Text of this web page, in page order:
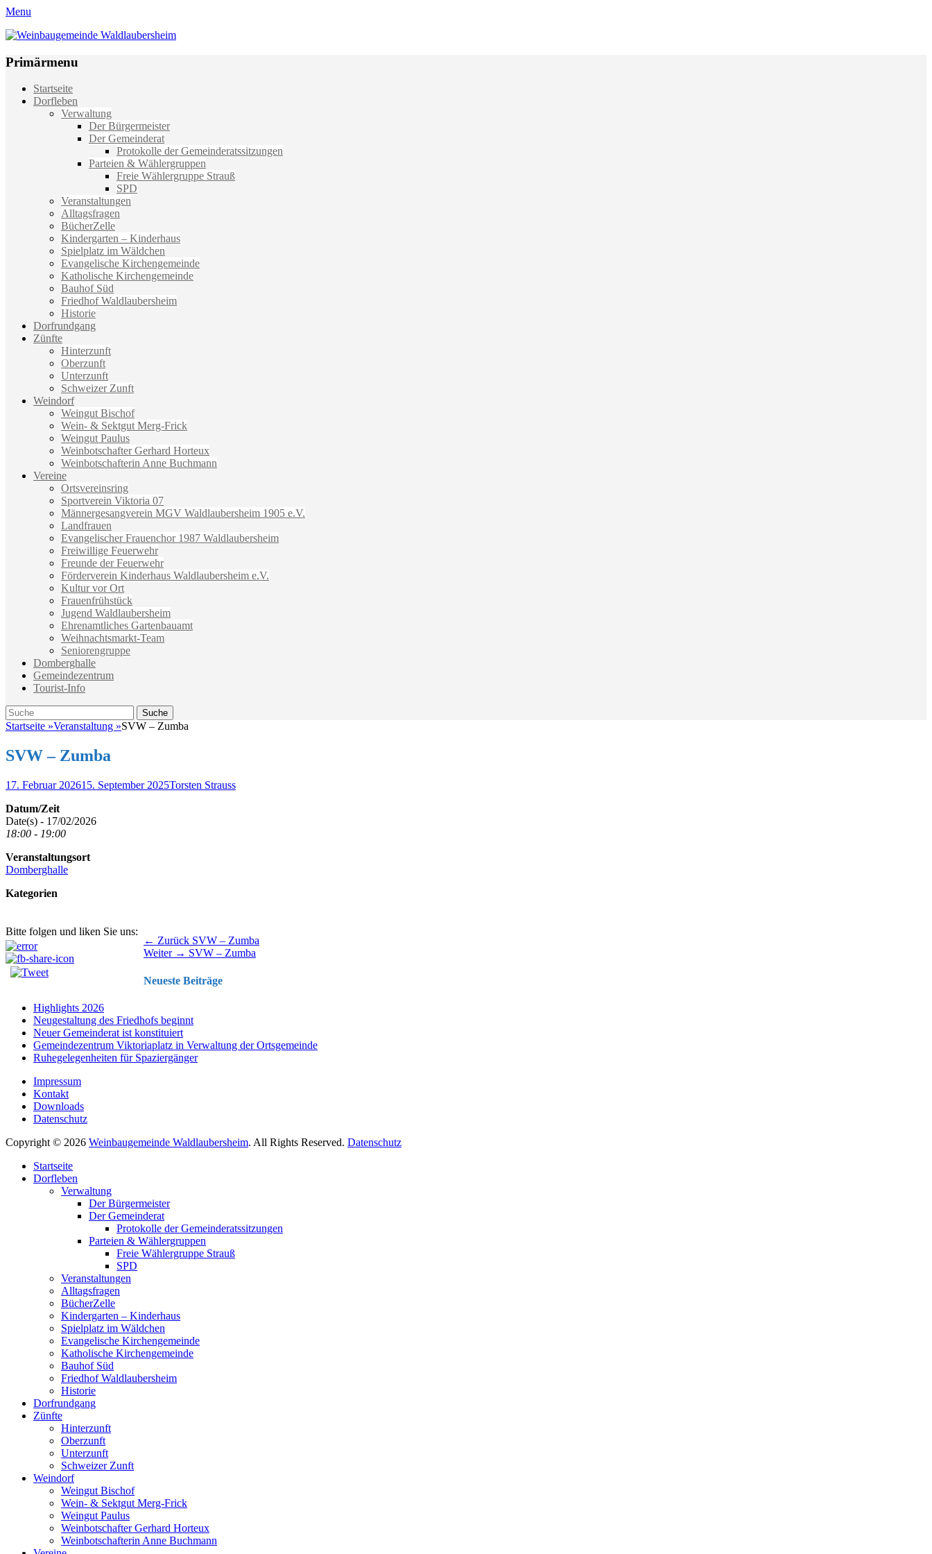
Menu
Weinbaugemeinde Waldlaubersheim
Primärmenu
Weiter
zum
Startseite
Dorfleben
Verwaltung
Der Bürgermeister
Der Gemeinderat
Protokolle der Gemeinderatssitzungen
Parteien & Wählergruppen
Freie Wählergruppe Strauß
SPD
Veranstaltungen
Alltagsfragen
BücherZelle
Kindergarten – Kinderhaus
Spielplatz im Wäldchen
Evangelische Kirchengemeinde
Katholische Kirchengemeinde
Bauhof Süd
Friedhof Waldlaubersheim
Historie
Dorfrundgang
Zünfte
Hinterzunft
Oberzunft
Unterzunft
Schweizer Zunft
Weindorf
Weingut Bischof
Wein- & Sektgut Merg-Frick
Weingut Paulus
Weinbotschafter Gerhard Horteux
Weinbotschafterin Anne Buchmann
Vereine
Ortsvereinsring
Sportverein Viktoria 07
Männergesangverein MGV Waldlaubersheim 1905 e.V.
Landfrauen
Evangelischer Frauenchor 1987 Waldlaubersheim
Freiwillige Feuerwehr
Freunde der Feuerwehr
Förderverein Kinderhaus Waldlaubersheim e.V.
Kultur vor Ort
Frauenfrühstück
Jugend Waldlaubersheim
Ehrenamtliches Gartenbauamt
Weihnachtsmarkt-Team
Seniorengruppe
Domberghalle
Gemeindezentrum
Tourist-Info
Suche
Suche
nach:
Startseite »Veranstaltung »SVW – Zumba
SVW – Zumba
Veröffentlicht
17. Februar 202615. September 2025Autor
Torsten Strauss
Datum/Zeit
Date(s) - 17/02/2026
18:00 - 19:00
Veranstaltungsort
Domberghalle
Kategorien
Bitte folgen und liken Sie uns:
Beitragsnavigation ← Zurück Vorhergehender
Beitrag:
SVW – Zumba
Weiter → Nächster
SVW – Zumba
Neueste Beiträge
Highlights 2026
Neugestaltung des Friedhofs beginnt
Neuer Gemeinderat ist konstituiert
Gemeindezentrum Viktoriaplatz in Verwaltung der Ortsgemeinde
Ruhegelegenheiten für Spaziergänger
Impressum
Kontakt
Downloads
Datenschutz
Copyright © 2026 Weinbaugemeinde Waldlaubersheim. All Rights Reserved. Datenschutz
oben
scrollen
Startseite
Dorfleben
Verwaltung
Der Bürgermeister
Der Gemeinderat
Protokolle der Gemeinderatssitzungen
Parteien & Wählergruppen
Freie Wählergruppe Strauß
SPD
Veranstaltungen
Alltagsfragen
BücherZelle
Kindergarten – Kinderhaus
Spielplatz im Wäldchen
Evangelische Kirchengemeinde
Katholische Kirchengemeinde
Bauhof Süd
Friedhof Waldlaubersheim
Historie
Dorfrundgang
Zünfte
Hinterzunft
Oberzunft
Unterzunft
Schweizer Zunft
Weindorf
Weingut Bischof
Wein- & Sektgut Merg-Frick
Weingut Paulus
Weinbotschafter Gerhard Horteux
Weinbotschafterin Anne Buchmann